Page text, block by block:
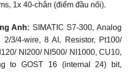
1x 40-chân (điểm đầu nối).
Anh: SIMATIC S7-300, Analog
3/4-wire, 8 AI, Resistor, Pt100/
NI200/ NI500/ NI1000, CU10,
to GOST 16 (internal 24) bit,